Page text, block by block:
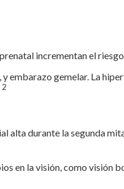
incrementan el
gemelar. La
2
durante la segunda
en la visión, como visión